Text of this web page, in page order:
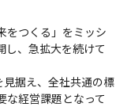
をつくる」をミッシ
し、急拡大を続けて
据え、全社共通の標
な経営課題となって